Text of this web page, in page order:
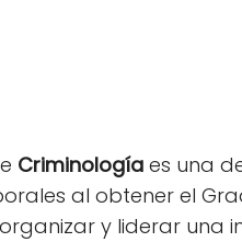
Criminología es una
al obtener el
y liderar una